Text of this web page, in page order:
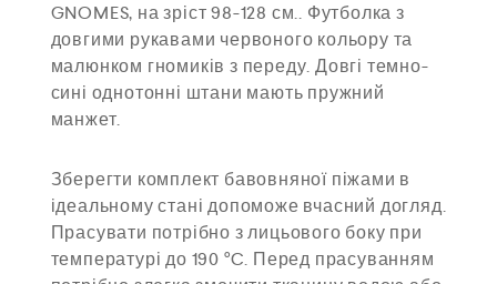
GNOMES, на зріст 98-128 см.. Футболка з
довгими рукавами червоного кольору та
малюнком гномиків з переду. Довгі темно-
сині однотонні штани мають пружний
манжет.
Зберегти комплект бавовняної піжами в
ідеальному стані допоможе вчасний догляд.
Прасувати потрібно з лицьового боку при
температурі до 190 °C. Перед прасуванням